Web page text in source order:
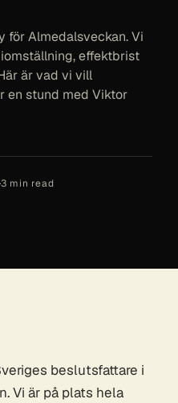
för Almedalsveckan. Vi
effektbrist
är vad vi vill
en stund med Viktor
·3 min read
beslutsfattare i
Vi är på plats hela